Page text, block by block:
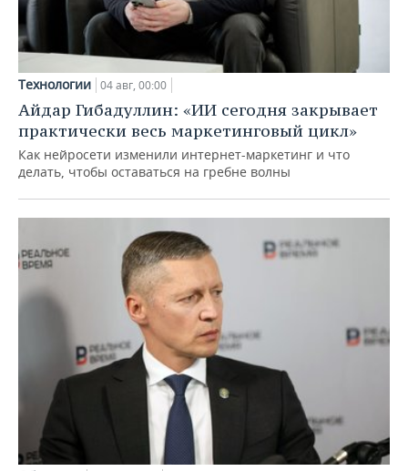
Технологии 04 авг, 00:00
Айдар Гибадуллин: «ИИ сегодня закрывает
практически весь маркетинговый цикл»
Как нейросети изменили интернет-маркетинг и что
делать, чтобы оставаться на гребне волны